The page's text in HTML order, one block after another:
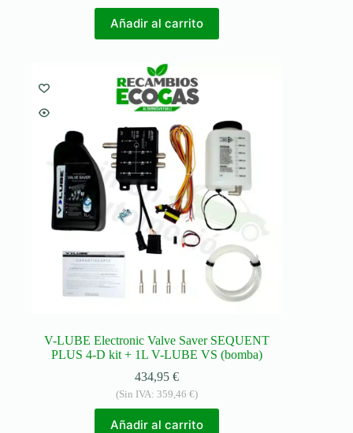
Añadir al carrito
V-LUBE Electronic Valve Saver SEQUENT
PLUS 4-D kit + 1L V-LUBE VS (bomba)
434,95€
(Sin IVA:359,46€)
Añadir al carrito